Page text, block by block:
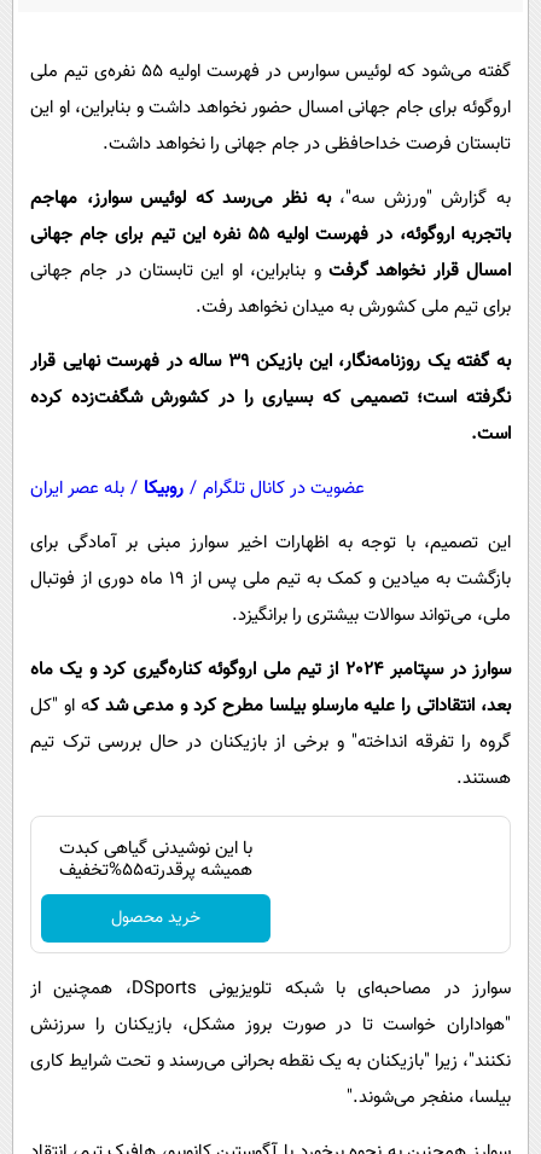
حوادث
سلامت
فرهنگی
بین الملل
اجتماعی
حیات وحش
آشپزی
گفته می‌شود که لوئیس سوارس در فهرست اولیه ۵۵ نفره‌ی تیم ملی
اروگوئه برای جام جهانی امسال حضور نخواهد داشت و بنابراین، او این
تابستان فرصت خداحافظی در جام جهانی را نخواهد داشت.
به گزارش "ورزش سه"،به نظر می‌رسد که لوئیس سوارز، مهاجم
باتجربه اروگوئه، در فهرست اولیه 55 نفره این تیم برای جام جهانی
امسال قرار نخواهد گرفت و بنابراین، او این تابستان در جام جهانی
برای تیم ملی کشورش به میدان نخواهد رفت.
به گفته یک روزنامه‌نگار، این بازیکن 39 ساله در فهرست نهایی قرار
نگرفته است؛ تصمیمی که بسیاری را در کشورش شگفت‌زده کرده
است.
عضویت در کانال تلگرام / روبیکا / بله عصر ایران
این تصمیم، با توجه به اظهارات اخیر سوارز مبنی بر آمادگی برای
بازگشت به میادین و کمک به تیم ملی پس از 19 ماه دوری از فوتبال
ملی، می‌تواند سوالات بیشتری را برانگیزد.
سوارز در سپتامبر 2024 از تیم ملی اروگوئه کناره‌گیری کرد و یک ماه
بعد، انتقاداتی را علیه مارسلو بیلسا مطرح کرد و مدعی شد که او "کل
گروه را تفرقه انداخته" و برخی از بازیکنان در حال بررسی ترک تیم
هستند.
با این نوشیدنی گیاهی کبدت
همیشه پرقدرته55%تخفیف
خرید محصول
سوارز در مصاحبه‌ای با شبکه تلویزیونی DSports، همچنین از
"هواداران خواست تا در صورت بروز مشکل، بازیکنان را سرزنش
نکنند"، زیرا "بازیکنان به یک نقطه بحرانی می‌رسند و تحت شرایط کاری
بیلسا، منفجر می‌شوند."